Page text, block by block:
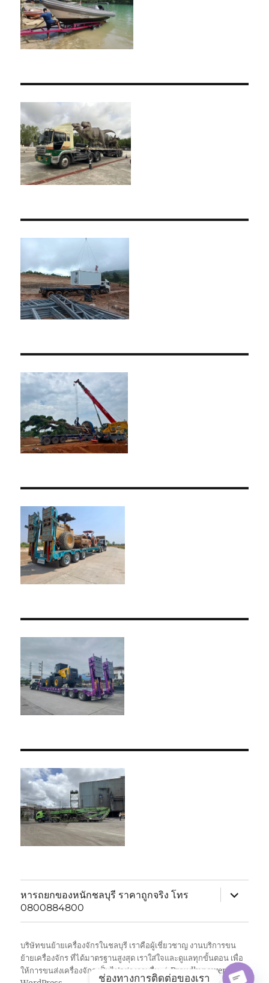
หารถยกของหนักชลบุรี ราคาถูกจริง โทร
0800884800
expand
child
บริษัทขนย้ายเครื่องจักรในชลบุรี เราคือผู้เชี่ยวชาญ งานบริการขน
ย้ายเครื่องจักร ที่ได้มาตรฐานสูงสุด เราใส่ใจและดูแลทุกขั้นตอน เพื่อ
ให้การขนส่งเครื่องจักร เป็นไปอย่างราบรื่น
Proudly powered by
ช่องทางการติดต่อของเรา